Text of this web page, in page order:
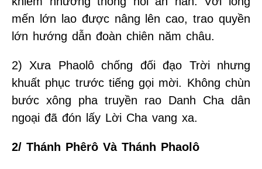
mến lớn lao được nâng lên cao, trao quyền
lớn hướng dẫn đoàn chiên năm châu.
2) Xưa Phaolô chống đối đạo Trời nhưng
khuất phục trước tiếng gọi mời. Không chùn
bước xông pha truyền rao Danh Cha dân
ngoại đã đón lấy Lời Cha vang xa.
2/ Thánh Phêrô Và Thánh Phaolô